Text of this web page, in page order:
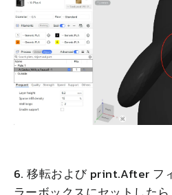
6. 移転および print.After フ